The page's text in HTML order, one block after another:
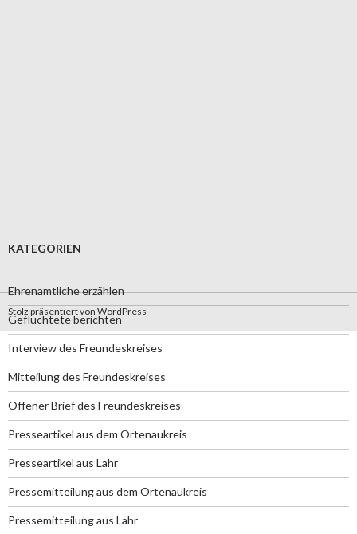
KATEGORIEN
Ehrenamtliche erzählen
Geflüchtete berichten
Interview des Freundeskreises
Mitteilung des Freundeskreises
Offener Brief des Freundeskreises
Presseartikel aus dem Ortenaukreis
Presseartikel aus Lahr
Pressemitteilung aus dem Ortenaukreis
Pressemitteilung aus Lahr
Stolz präsentiert von WordPress